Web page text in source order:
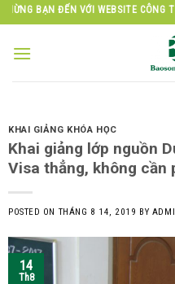
Skip
to
content
ĐẾN VỚI WEBSITE CÔNG TY TNHH
KHAI GIẢNG KHÓA HỌC
Khai giảng lớp nguồn
Visa thẳng, không cần
POSTED ON THÁNG 8 14, 2019 BY
14
Th8